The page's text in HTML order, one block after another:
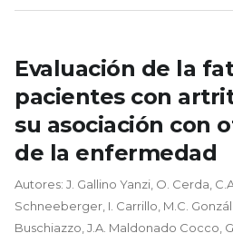
Evaluación de la
pacientes con
su asociación con
de la enfermedad
Autores: J. Gallino Yanzi, O. Cerda,
Schneeberger, I. Carrillo, M.C.
Buschiazzo, J.A. Maldonado Cocco,